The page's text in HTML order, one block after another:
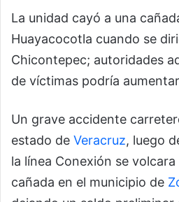
La unidad cayó a una
Huayacocotla cuando se
Chicontepec; autoridades
de víctimas podría
Un grave accidente
estado de Veracruz, luego
la línea Conexión se
cañada en el municipio de